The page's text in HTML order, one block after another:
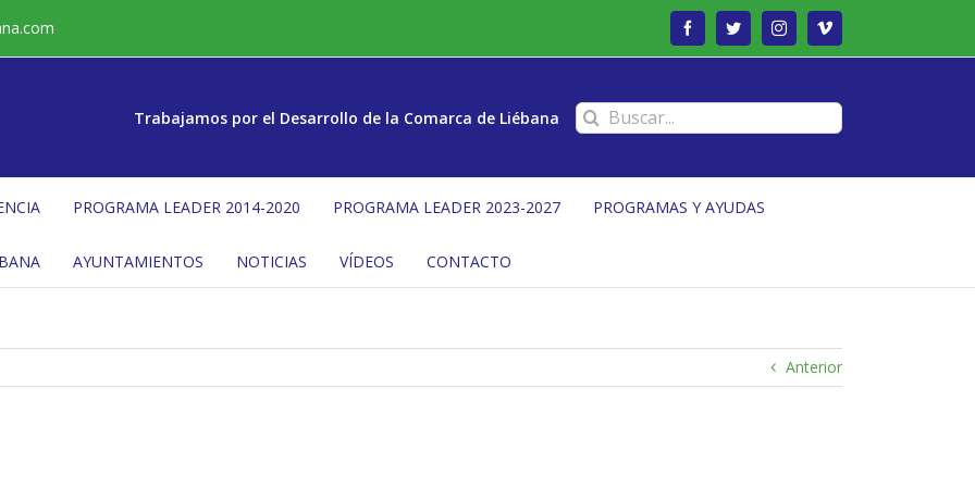
FacebookTwitterInstagramVimeo
Trabajamos por el Desarrollo de la Comarca de Liébana Buscar:
PROGRAMA LEADER 2014-2020 PROGRAMA LEADER 2023-2027 PROGRAMAS Y AYUDAS
AYUNTAMIENTOS NOTICIAS VÍDEOS CONTACTO
Anterior